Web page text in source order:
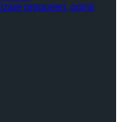
propuneri, opinii